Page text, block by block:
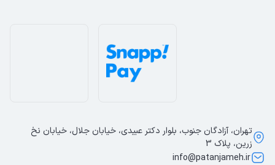
تهران، آزادگان جنوب، بلوار دکتر عبیدی، خیابان جلال، خیابان نخ
زرین، پلاک 3
info@patanjameh.ir